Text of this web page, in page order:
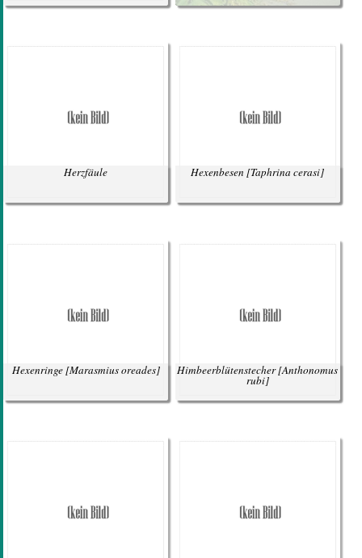
Herzfäule Hexenbesen[Taphrina cerasi]
Hexenringe [Marasmius oreades] Himbeerblütenstecher[Anthonomus
rubi]